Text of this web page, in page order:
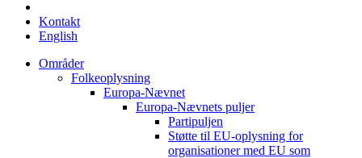
Kontakt
English
Områder
Folkeoplysning
Europa-Nævnet
Europa-Nævnets puljer
Partipuljen
Støtte til EU-oplysning for
organisationer med EU som